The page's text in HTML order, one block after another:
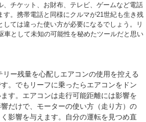
、チケット、お財布、テレビ、ゲームなど電話
す。携帯電話と同様にクルマが21世紀も生き残
しては違った使い方が必要になるでしょう。リ
車として未知の可能性を秘めたツールだと思い
ー残量を心配しエアコンの使用を控える
。でもリーフに乗ったらエアコンをドン
す。エアコンは走行可能距離には影響を
だけで、モーターの使い方（走り方）の
影響を与えます。自分の運転を見つめ直